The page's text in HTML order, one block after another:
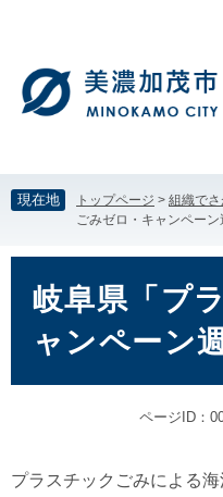
す。
し
て
本
へ
現在地 トップページ > 組織で
ごみゼロ・キャンペー
岐阜県「プ
ャンペーン
ページID：
プラスチックごみによる海